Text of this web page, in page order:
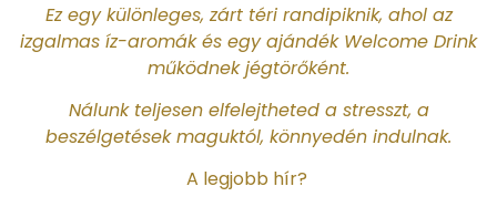
Ez egy különleges, zárt téri randipiknik, ahol az
izgalmas íz-aromák és egy ajándék Welcome Drink
működnek jégtörőként.
Nálunk teljesen elfelejtheted a stresszt, a
beszélgetések maguktól, könnyedén indulnak.
A legjobb hír?